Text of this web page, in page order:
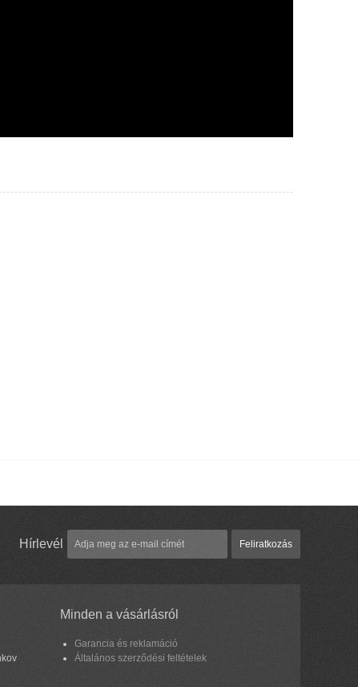
Hírlevél Feliratkozás
Minden a vásárlásról
Garancia és reklamáció
Általános szerződési feltételek